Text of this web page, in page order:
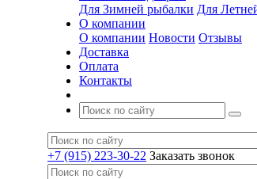
Для Зимней рыбалки Для
О компании
О компании Новости Отзывы
Доставка
Оплата
Контакты
+7 (915) 223-30-22 Заказать звонок